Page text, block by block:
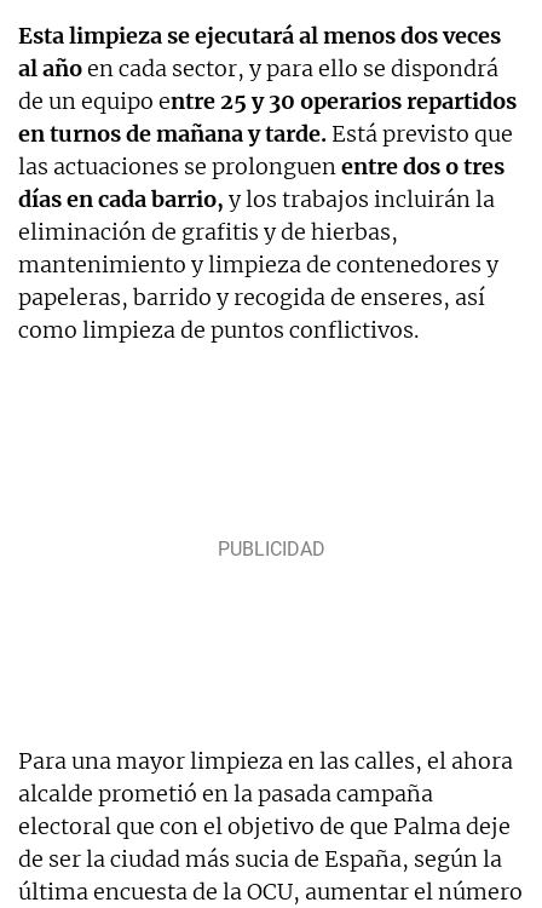
Esta limpieza se ejecutará al menos dos veces
al añoen cada sector, y para ello se dispondrá
de un equipo entre 25 y 30 operarios repartidos
en turnos de mañana y tarde. Está previsto que
las actuaciones se prolonguenentre dos o tres
días en cada barrio, y los trabajos incluirán la
eliminación de grafitis y de hierbas,
mantenimiento y limpieza de contenedores y
papeleras, barrido y recogida de enseres, así
como limpieza de puntos conflictivos.
Para una mayor limpieza en las calles, el ahora
alcalde prometió en la pasada campaña
electoral que con el objetivo de que Palma deje
de ser la ciudad más sucia de España, según la
última encuesta de la OCU, aumentar el número